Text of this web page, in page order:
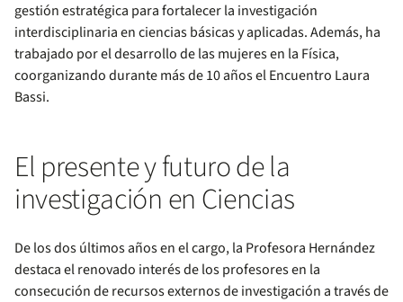
gestión estratégica para fortalecer la investigación
interdisciplinaria en ciencias básicas y aplicadas. Además, ha
trabajado por el desarrollo de las mujeres en la Física,
coorganizando durante más de 10 años el Encuentro Laura
Bassi.
El presente y futuro de la
investigación en Ciencias
De los dos últimos años en el cargo, la Profesora Hernández
destaca el renovado interés de los profesores en la
consecución de recursos externos de investigación a través de